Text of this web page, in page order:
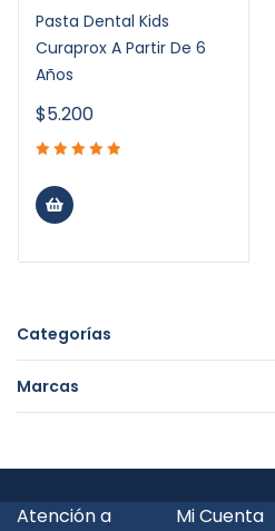
Categorías
Marcas
Pasta Dental Kids
Curaprox A Partir De 6
Años
$5.200
Atención a
Mi Cuenta